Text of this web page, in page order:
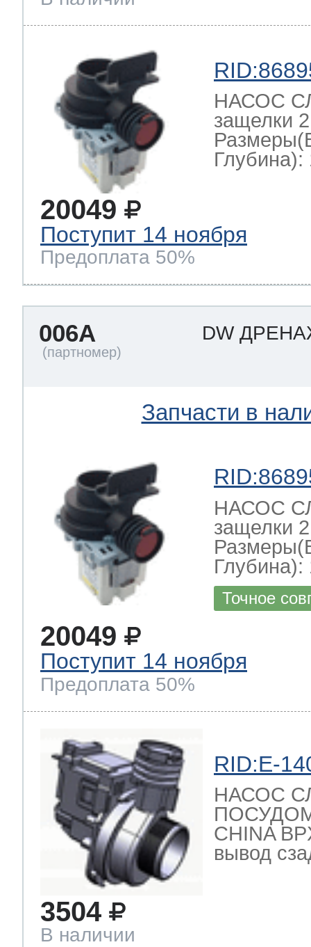
НАСОС
защелки
Глубина):
20049
Поступит 14 ноября
Предоплата 50%
006A DW
Запчасти в
НАСОС
защелки
Глубина):
Точное
20049
Поступит 14 ноября
Предоплата 50%
RID:E-
НАСОС
CHINA
вывод
3504
В наличии